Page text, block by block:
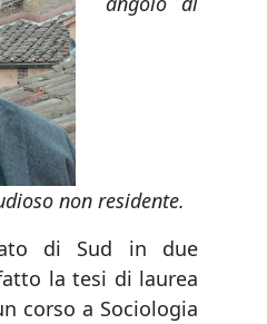
non residente.
di Sud in due
la tesi di laurea
corso a Sociologia